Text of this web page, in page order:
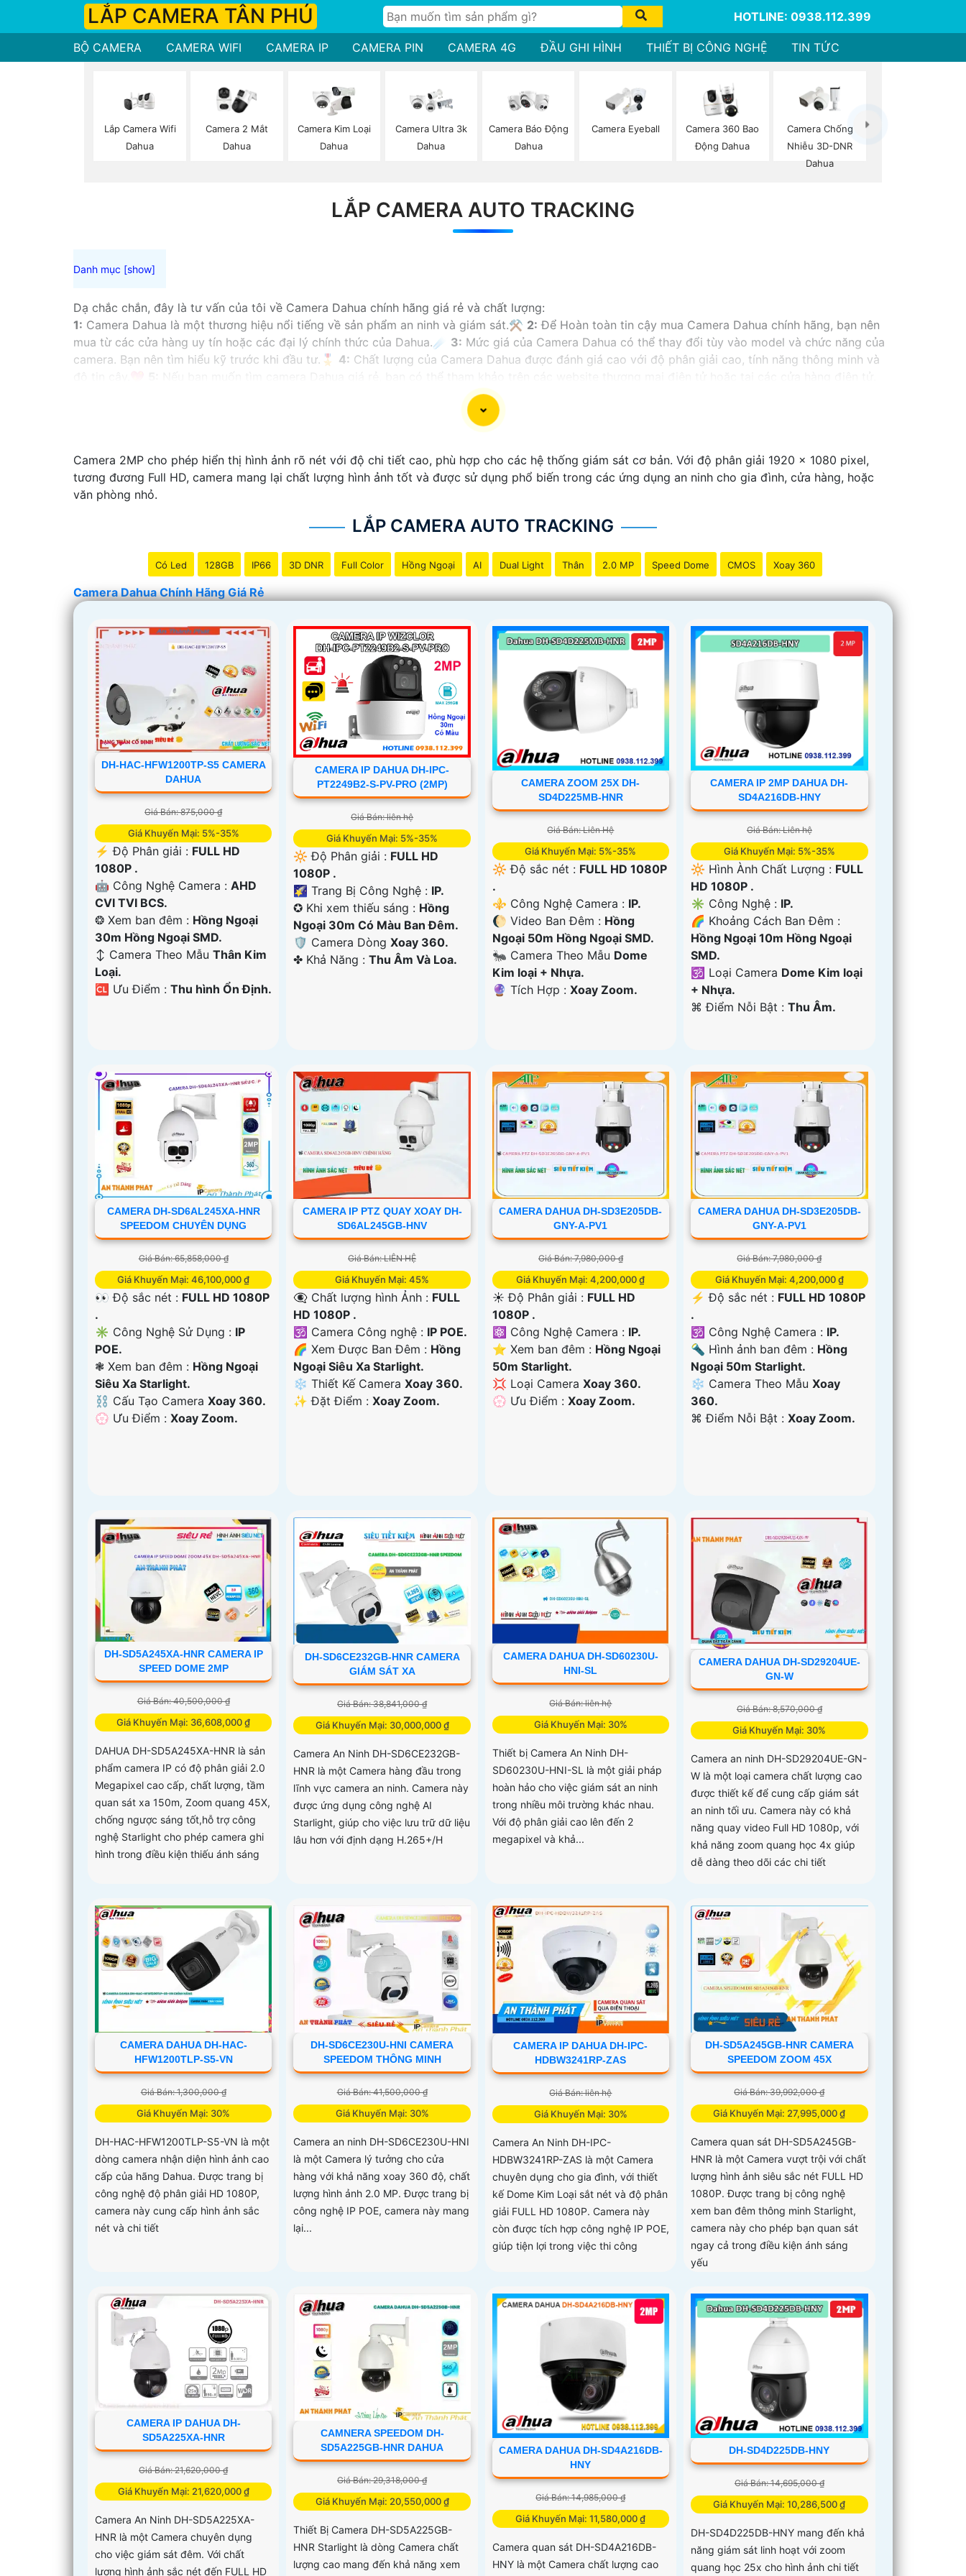
LẮP CAMERA TÂN PHÚ HOTLINE: 0938.112.399
BỘ CAMERA CAMERA WIFI CAMERA IP CAMERA PIN CAMERA 4G ĐẦU GHI HÌNH THIẾT BỊ CÔNG NGHỆ TIN TỨC
Lắp Camera Wifi
Dahua
Camera 2 Mắt
Dahua
Camera Kim Loại
Dahua
Camera Ultra 3k
Dahua
Camera Báo Động
Dahua
Camera Eyeball
Camera 360 Bao
Động Dahua
Camera Chống
Nhiễu 3D-DNR
Dahua
LẮP CAMERA AUTO TRACKING
Dạ chắc chắn, đây là tư vấn của tôi về Camera Dahua chính hãng giá rẻ và chất lượng:
1: Camera Dahua là một thương hiệu nổi tiếng về sản phẩm an ninh và giám sát.⚒ 2: Để Hoàn toàn tin cậy mua Camera Dahua chính hãng, bạn nên
mua từ các cửa hàng uy tín hoặc các đại lý chính thức của Dahua.☄️ 3: Mức giá của Camera Dahua có thể thay đổi tùy vào model và chức năng của
camera. Bạn nên tìm hiểu kỹ trước khi đầu tư.🎖️ 4: Chất lượng của Camera Dahua được đánh giá cao với độ phân giải cao, tính năng thông minh và
Hy vọng rằng những thông tin trên sẽ giúp bạn chọn lựa được Camera Dahua chính hãng, giá rẻ và chất lượng. Nếu bạn có thêm câu hỏi hoặc cần tư
Camera 2MP cho phép hiển thị hình ảnh rõ nét với độ chi tiết cao, phù hợp cho các hệ thống giám sát cơ bản. Với độ phân giải 1920 x 1080 pixel,
tương đương Full HD, camera mang lại chất lượng hình ảnh tốt và được sử dụng phổ biến trong các ứng dụng an ninh cho gia đình, cửa hàng, hoặc
văn phòng nhỏ.
LẮP CAMERA AUTO TRACKING
Có Led 128GB IP66 3D DNR Full Color Hồng Ngoại AI Dual Light Thân 2.0 MP Speed Dome CMOS Xoay 360
Camera Dahua Chính Hãng Giá Rẻ
DH-HAC-HFW1200TP-S5 CAMERA
DAHUA
Giá Bán: 875,000 ₫
Giá Khuyến Mại: 5%-35%
️⚡ Độ Phân giải : FULL HD
1080P .
🤖️ Công Nghệ Camera : AHD
CVI TVI BCS.
❂ Xem ban đêm : Hồng Ngoại
30m Hồng Ngoại SMD.
↕️ Camera Theo Mẫu Thân Kim
Loại.
️🆑 Ưu Điểm : Thu hình Ổn Định.
CAMERA IP DAHUA DH-IPC-
PT2249B2-S-PV-PRO (2MP)
Giá Bán: liên hệ
Giá Khuyến Mại: 5%-35%
🔆 Độ Phân giải : FULL HD
1080P .
🌠 Trang Bị Công Nghệ : IP.
✪ Khi xem thiếu sáng : Hồng
Ngoại 30m Có Màu Ban Ðêm.
🛡 Camera DòngXoay 360.
️✤ Khả Năng :Thu Âm Và Loa.
CAMERA ZOOM 25X DH-
SD4D225MB-HNR
Giá Bán: Liên Hệ
Giá Khuyến Mại: 5%-35%
🔆 Độ sắc nét : FULL HD 1080P
.
⚜️ Công Nghệ Camera : IP.
🌔 Video Ban Đêm : Hồng
Ngoại 50m Hồng Ngoại SMD.
🐜 Camera Theo Mẫu Dome
Kim loại + Nhựa.
️🔮 Tích Hợp : Xoay Zoom.
CAMERA IP 2MP DAHUA DH-
SD4A216DB-HNY
Giá Bán: Liên hệ
Giá Khuyến Mại: 5%-35%
🔆 Hình Ành Chất Lượng : FULL
HD 1080P .
✳️ Công Nghệ : IP.
🌈 Khoảng Cách Ban Đêm :
Hồng Ngoại 10m Hồng Ngoại
SMD.
🕉️ Loại Camera Dome Kim loại
+ Nhựa.
️⌘ Điểm Nỗi Bật :Thu Âm.
CAMERA DH-SD6AL245XA-HNR
SPEEDOM CHUYÊN DỤNG
Giá Bán: 65,858,000 ₫
Giá Khuyến Mại: 46,100,000 ₫
👀 Độ sắc nét : FULL HD 1080P
.
✳️ Công Nghệ Sử Dụng : IP
POE.
❃ Xem ban đêm : Hồng Ngoại
Siêu Xa Starlight.
⛓ Cấu Tạo Camera Xoay 360.
️💮 Ưu Điểm : Xoay Zoom.
CAMERA IP PTZ QUAY XOAY DH-
SD6AL245GB-HNV
Giá Bán: LIÊN HỆ
Giá Khuyến Mại: 45%
👁️‍🗨 Chất lượng hình Ảnh : FULL
HD 1080P .
🕉️ Camera Công nghệ : IP POE.
🌈 Xem Được Ban Đêm : Hồng
Ngoại Siêu Xa Starlight.
❄ Thiết Kế CameraXoay 360.
️✨ Đặt Điểm :Xoay Zoom.
CAMERA DAHUA DH-SD3E205DB-
GNY-A-PV1
Giá Bán: 7,980,000 ₫
Giá Khuyến Mại: 4,200,000 ₫
☀️ Độ Phân giải : FULL HD
1080P .
⚛️ Công Nghệ Camera : IP.
⭐ Xem ban đêm : Hồng Ngoại
50m Starlight.
💢 Loại Camera Xoay 360.
️💮 Ưu Điểm : Xoay Zoom.
CAMERA DAHUA DH-SD3E205DB-
GNY-A-PV1
Giá Bán: 7,980,000 ₫
Giá Khuyến Mại: 4,200,000 ₫
️⚡ Độ sắc nét : FULL HD 1080P
.
🕉️ Công Nghệ Camera : IP.
🔦 Hình ảnh ban đêm : Hồng
Ngoại 50m Starlight.
❄ Camera Theo MẫuXoay
360.
️⌘ Điểm Nỗi Bật :Xoay Zoom.
DH-SD5A245XA-HNR CAMERA IP
SPEED DOME 2MP
Giá Bán: 40,500,000 ₫
Giá Khuyến Mại: 36,608,000 ₫
DAHUA DH-SD5A245XA-HNR là sản
phẩm camera IP có độ phân giải 2.0
Megapixel cao cấp, chất lượng, tầm
quan sát xa 150m, Zoom quang 45X,
chống ngược sáng tốt,hỗ trợ công
nghệ Starlight cho phép camera ghi
hình trong điều kiện thiếu ánh sáng
DH-SD6CE232GB-HNR CAMERA
GIÁM SÁT XA
Giá Bán: 38,841,000 ₫
Giá Khuyến Mại: 30,000,000 ₫
Camera An Ninh DH-SD6CE232GB-
HNR là một Camera hàng đầu trong
lĩnh vực camera an ninh. Camera này
được ứng dụng công nghệ AI
Starlight, giúp cho việc lưu trữ dữ liệu
lâu hơn với định dạng H.265+/H
CAMERA DAHUA DH-SD60230U-
HNI-SL
Giá Bán: liên hệ
Giá Khuyến Mại: 30%
Thiết bị Camera An Ninh DH-
SD60230U-HNI-SL là một giải pháp
hoàn hảo cho việc giám sát an ninh
trong nhiều môi trường khác nhau.
Với độ phân giải cao lên đến 2
megapixel và khả...
CAMERA DAHUA DH-SD29204UE-
GN-W
Giá Bán: 8,570,000 ₫
Giá Khuyến Mại: 30%
Camera an ninh DH-SD29204UE-GN-
W là một loại camera chất lượng cao
được thiết kế để cung cấp giám sát
an ninh tối ưu. Camera này có khả
năng quay video Full HD 1080p, với
khả năng zoom quang học 4x giúp
dễ dàng theo dõi các chi tiết
CAMERA DAHUA DH-HAC-
HFW1200TLP-S5-VN
Giá Bán: 1,300,000 ₫
Giá Khuyến Mại: 30%
DH-HAC-HFW1200TLP-S5-VN là một
dòng camera nhận diện hình ảnh cao
cấp của hãng Dahua. Được trang bị
công nghệ độ phân giải HD 1080P,
camera này cung cấp hình ảnh sắc
nét và chi tiết
DH-SD6CE230U-HNI CAMERA
SPEEDOM THÔNG MINH
Giá Bán: 41,500,000 ₫
Giá Khuyến Mại: 30%
Camera an ninh DH-SD6CE230U-HNI
là một Camera lý tưởng cho cửa
hàng với khả năng xoay 360 độ, chất
lượng hình ảnh 2.0 MP. Được trang bị
công nghệ IP POE, camera này mang
lại...
CAMERA IP DAHUA DH-IPC-
HDBW3241RP-ZAS
Giá Bán: liên hệ
Giá Khuyến Mại: 30%
Camera An Ninh DH-IPC-
HDBW3241RP-ZAS là một Camera
chuyên dụng cho gia đình, với thiết
kế Dome Kim Loại sắt nét và độ phân
giải FULL HD 1080P. Camera này
còn được tích hợp công nghệ IP POE,
giúp tiện lợi trong việc thi công
DH-SD5A245GB-HNR CAMERA
SPEEDOM ZOOM 45X
Giá Bán: 39,992,000 ₫
Giá Khuyến Mại: 27,995,000 ₫
Camera quan sát DH-SD5A245GB-
HNR là một Camera vượt trội với chất
lượng hình ảnh siêu sắc nét FULL HD
1080P. Được trang bị công nghệ
xem ban đêm thông minh Starlight,
camera này cho phép bạn quan sát
ngay cả trong điều kiện ánh sáng
yếu
CAMERA IP DAHUA DH-
SD5A225XA-HNR
Giá Bán: 21,620,000 ₫
Giá Khuyến Mại: 21,620,000 ₫
Camera An Ninh DH-SD5A225XA-
HNR là một Camera chuyên dụng
cho việc giám sát đêm. Với chất
lượng hình ảnh sắc nét đến FULL HD
CAMNERA SPEEDOM DH-
SD5A225GB-HNR DAHUA
Giá Bán: 29,318,000 ₫
Giá Khuyến Mại: 20,550,000 ₫
Thiết Bị Camera DH-SD5A225GB-
HNR Starlight là dòng Camera chất
lượng cao mang đến khả năng xem
CAMERA DAHUA DH-SD4A216DB-
HNY
Giá Bán: 14,985,000 ₫
Giá Khuyến Mại: 11,580,000 ₫
Camera quan sát DH-SD4A216DB-
HNY là một Camera chất lượng cao
DH-SD4D225DB-HNY
Giá Bán: 14,695,000 ₫
Giá Khuyến Mại: 10,286,500 ₫
DH-SD4D225DB-HNY mang đến khả
năng giám sát linh hoạt với zoom
quang học 25x cho hình ảnh chi tiết